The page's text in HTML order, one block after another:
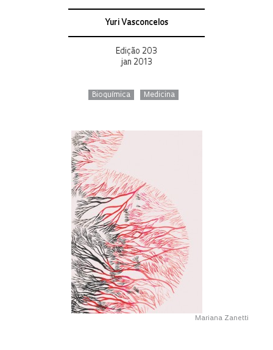
Yuri Vasconcelos
Edição 203
jan 2013
Bioquímica Medicina
Mariana Zanetti